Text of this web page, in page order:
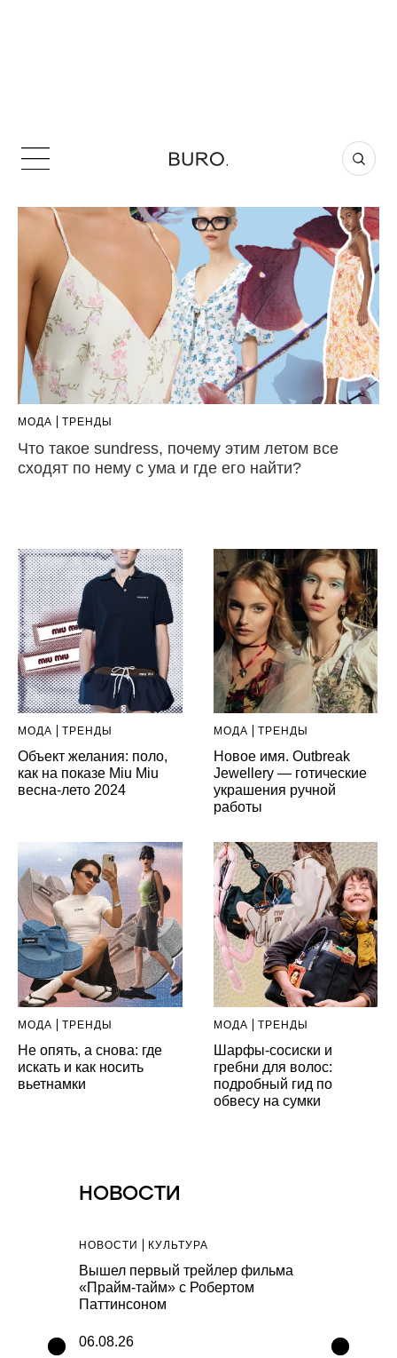
МОДА ТРЕНДЫ
Что такое sundress, почему этим летом все
сходят по нему с ума и где его найти?
МОДА ТРЕНДЫ
Объект желания: поло,
как на показе Miu Miu
весна-лето 2024
МОДА ТРЕНДЫ
Новое имя. Outbreak
Jewellery — готические
украшения ручной
работы
МОДА ТРЕНДЫ
Не опять, а снова: где
искать и как носить
вьетнамки
МОДА ТРЕНДЫ
Шарфы-сосиски и
гребни для волос:
подробный гид по
обвесу на сумки
НОВОСТИ
НОВОСТИ КУЛЬТУРА
Вышел первый трейлер фильма
«Прайм-тайм» с Робертом
Паттинсоном
06.08.26 06.08.26